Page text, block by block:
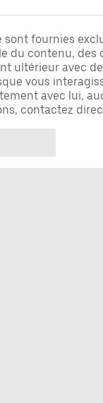
fournies
du contenu, des
ultérieur avec
vous
avec lui,
contactez